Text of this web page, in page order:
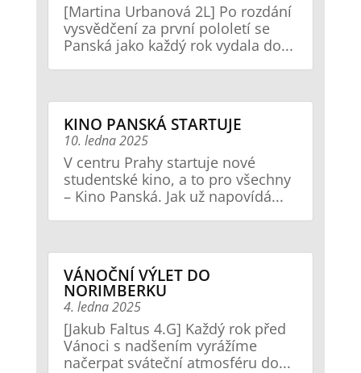
[Martina Urbanová 2L] Po rozdání
vysvědčení za první pololetí se
Panská jako každý rok vydala do...
KINO PANSKÁ STARTUJE
10. ledna 2025
V centru Prahy startuje nové
studentské kino, a to pro všechny
– Kino Panská. Jak už napovídá...
VÁNOČNÍ VÝLET DO
NORIMBERKU
4. ledna 2025
[Jakub Faltus 4.G] Každý rok před
Vánoci s nadšením vyrážíme
načerpat sváteční atmosféru do...